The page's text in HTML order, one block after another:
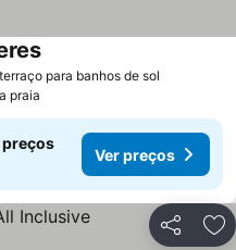
para banhos de sol
praia
preços
Ver preços
Partilhar